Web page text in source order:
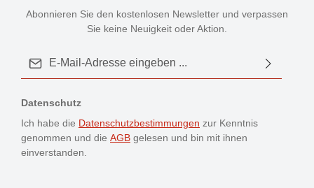
Abonnieren Sie den kostenlosen Newsletter und verpassen
Sie keine Neuigkeit oder Aktion.
Datenschutz
Ich habe die Datenschutzbestimmungen zur Kenntnis
genommen und die AGB gelesen und bin mit ihnen
einverstanden.